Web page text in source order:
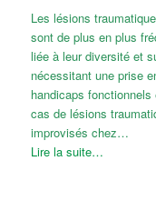
Les lésions
sont de plus en plus
liée à leur diversité et
nécessitant une prise
handicaps
cas de lésions
improvisés chez…
Lire la suite…